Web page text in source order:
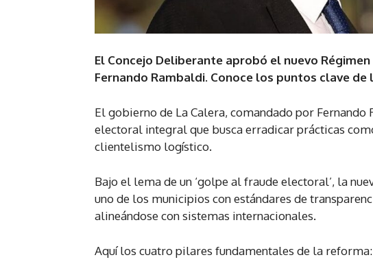
El Concejo Deliberante aprobó el nuevo
Fernando Rambaldi. Conoce los puntos clave de
El gobierno de La Calera, comandado por
electoral integral que busca erradicar prácticas
clientelismo logístico.
Bajo el lema de un ‘golpe al fraude electoral’, la
uno de los municipios con estándares de
alineándose con sistemas internacionales.
Aquí los cuatro pilares fundamentales de la reforma: